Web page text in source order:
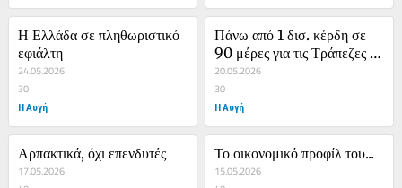
Η Ελλάδα σε πληθωριστικό
εφιάλτη
24.05.2026
30
Η Αυγή
Πάνω από 1 δισ. κέρδη σε
90 μέρες για τις Τράπεζες
στις πλάτες της
εξαθλιωμένης κοινωνίας
20.05.2026
30
Η Αυγή
Αρπακτικά, όχι επενδυτές
17.05.2026
Το οικονομικό προφίλ του...
15.05.2026